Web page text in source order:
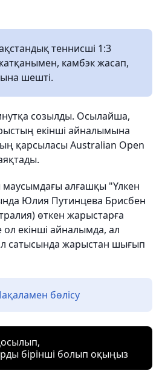
теннисші 1:3
камбэк жасап,
шешті.
созылды. Осылайша,
екінші айналымына
қарсыласы Australian Open
маусымдағы алғашқы "Үлкен
Юлия Путинцева Брисбен
өткен жарыстарға
екінші айналымда, ал
сатысында жарыстан шығып
бөлісу
бірінші болып оқыңыз